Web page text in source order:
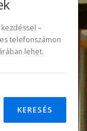
–
telefonszámon
lehet.